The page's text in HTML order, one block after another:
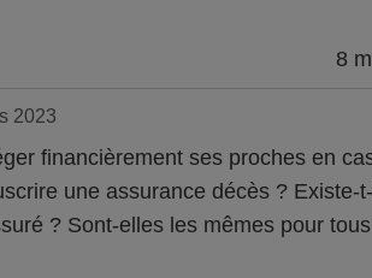
8
2023
financièrement ses proches en
une assurance décès ? Existe-
? Sont-elles les mêmes pour